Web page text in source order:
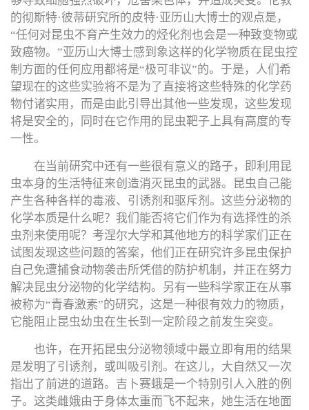
的彻斯特·彼蒂研究所的皮特·亚历山大博士的观点是，
“任何对昆虫不育产生效力的烃化剂也会是一种致变物或
致癌物。”亚历山大博士感到象这样的化学物质在昆虫控
制方面的任何应用都将是“极可非议”的。于是，人们希
望现在的这些实验将不是为了直接将这些特殊的化学药
物付诸实用，而是由此引导出其他一些发现，这些发现
将是安全的，同时在它作用的昆虫靶子上具有高度的专
一性。
在当前研究中还有一些很有意义的路子，即利用昆
虫本身的生活特征来创造消灭昆虫的武器。昆虫自己能
产生各种各样的毒液、引诱剂和驱斥剂。这些分泌物的
化学本质是什么呢？我们能否将它们作为有选择性的杀
虫剂来使用呢？考涅尔大学和其他地方的科学家们正在
试图发现这些问题的答案，他们正在研究许多昆虫保护
自己免遭捕食动物袭击所凭借的防护机制，并正在努力
解决昆虫分泌物的化学结构。另有一些科学家正在从事
被称为“青春激素”的研究，这是一种很有效力的物质，
它能阻止昆虫幼虫在生长到一定阶段之前发生突变。
也许，在开拓昆虫分泌物领域中最立即有用的结果
是发明了引诱剂，或叫吸引剂。在这儿，大自然又一次
指出了前进的道路。吉卜赛蛾是一个特别引人入胜的例
子。这类雌娥由于身体太重而飞不起来，她生活在地面